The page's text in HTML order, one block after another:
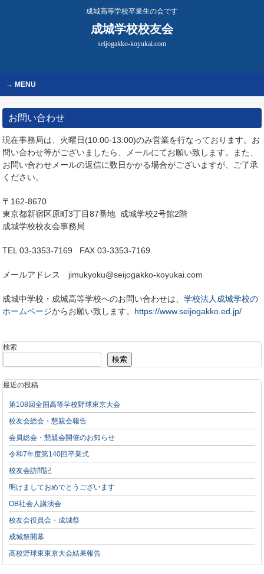
成城高等学校卒業生の会です
成城学校校友会
seijogakko-koyukai.com
MENU
お問い合わせ
現在事務局は、火曜日(10:00-13:00)のみ営業を行なっております。お
問い合わせ等がございましたら、メールにてお願い致します。また、
お問い合わせメールの返信に数日かかる場合がございますが、ご了承
ください。
〒162-8670
東京都新宿区原町3丁目87番地 成城学校2号館2階
成城学校校友会事務局
TEL 03-3353-7169 FAX 03-3353-7169
メールアドレス jimukyoku@seijogakko-koyukai.com
成城中学校・成城高等学校へのお問い合わせは、学校法人成城学校の
ホームページからお願い致します。 https://www.seijogakko.ed.jp/
検索
検索
最近の投稿
第108回全国高等学校野球東京大会
校友会総会・懇親会報告
会員総会・懇親会開催のお知らせ
令和7年度第140回卒業式
校友会訪問記
明けましておめでとうございます
OB社会人講演会
校友会役員会・成城祭
成城祭開幕
高校野球東東京大会結果報告